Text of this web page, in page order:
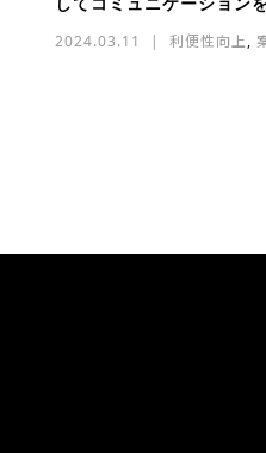
2024.03.11 利便性向上,